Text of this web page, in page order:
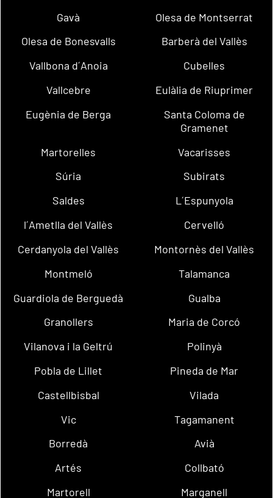
Gavà
Olesa de Montserrat
Olesa de Bonesvalls
Barberà del Vallès
Vallbona d´Anoia
Cubelles
Vallcebre
Eulàlia de Riuprimer
Eugènia de Berga
Santa Coloma de
Gramenet
Martorelles
Vacarisses
Súria
Subirats
Saldes
L´Espunyola
l´Ametlla del Vallès
Cervelló
Cerdanyola del Vallès
Montornès del Vallès
Montmeló
Talamanca
Guardiola de Berguedà
Gualba
Granollers
Maria de Corcó
Vilanova i la Geltrú
Polinyà
Pobla de Lillet
Pineda de Mar
Castellbisbal
Vilada
Vic
Tagamanent
Borredà
Avià
Artés
Collbató
Martorell
Marganell